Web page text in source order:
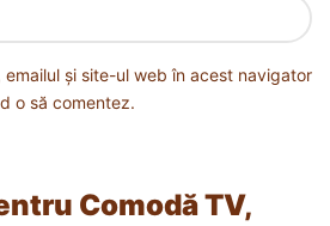
Comodă TV,
emailul și site-ul web în acest navigator
o să comentez.